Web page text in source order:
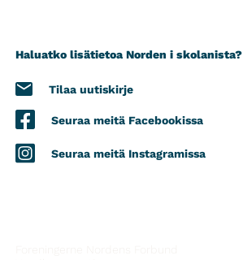
Haluatko lisätietoa Norden i skolanista?
Tilaa uutiskirje
Seuraa meitä Facebookissa
Seuraa meitä Instagramissa